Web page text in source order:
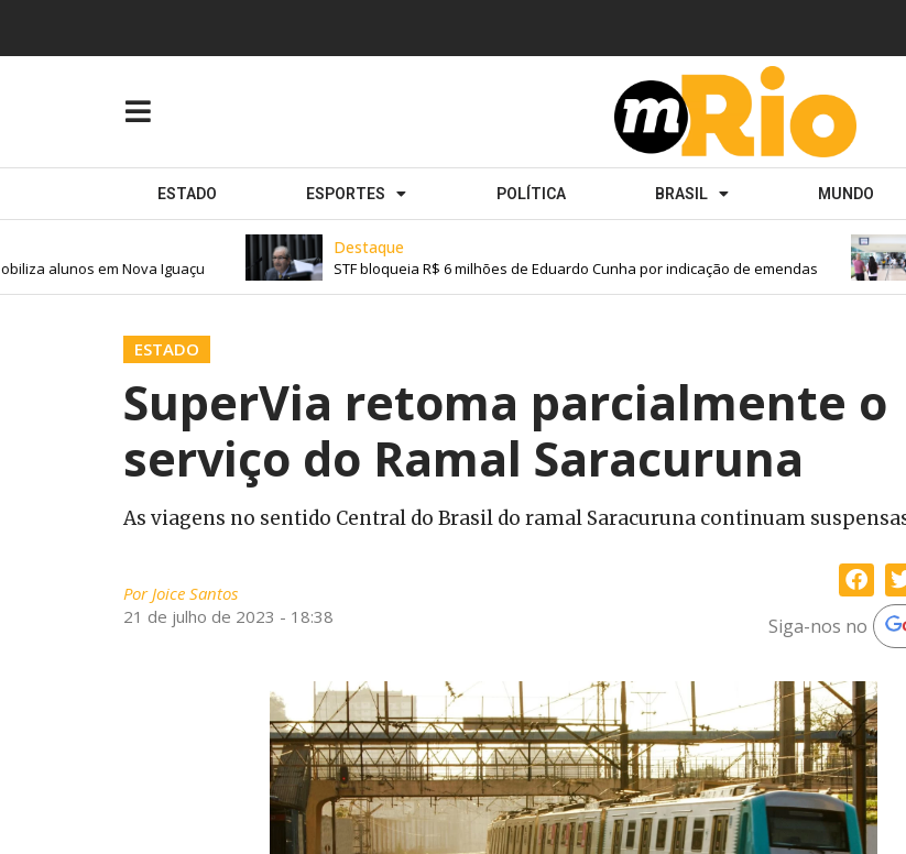
ESTADO ESPORTES POLÍTICA BRASIL MUNDO
Destaque
STF bloqueia R$ 6 milhões de Eduardo Cunha por indicação de emendas
alunos em Nova Iguaçu
ESTADO
SuperVia retoma parcialmente o
serviço do Ramal Saracuruna
As viagens no sentido Central do Brasil do ramal Saracuruna continuam
PorJoice Santos
21 de julho de 2023 - 18:38
Siga-nos no